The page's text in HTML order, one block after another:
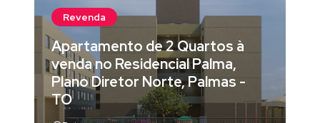
Revenda
Apartamento de 2 Quartos à
venda no Residencial Palma,
Plano Diretor Norte, Palmas -
TO